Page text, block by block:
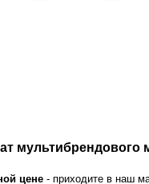
мультибрендового
цене - приходите в наш